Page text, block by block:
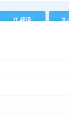
IT 経済 ス